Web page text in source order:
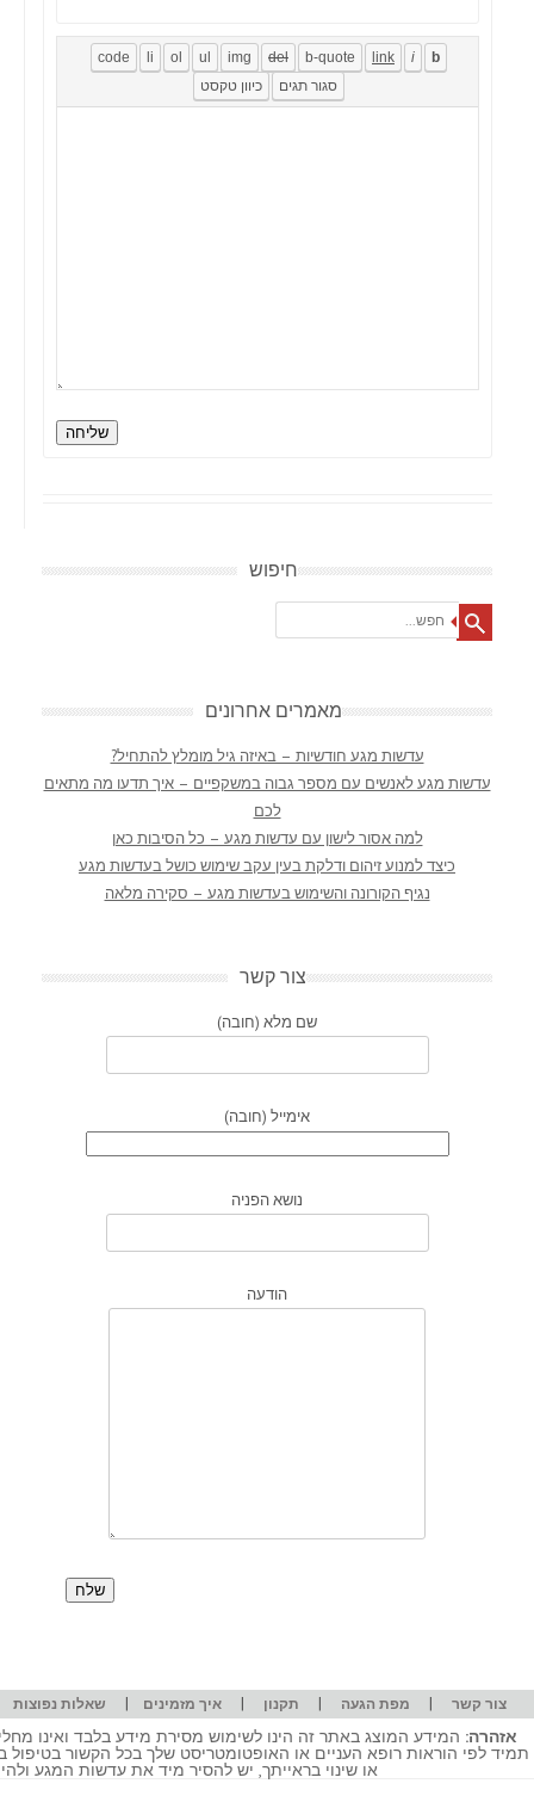
שליחה
חיפוש
מאמרים אחרונים
עדשות מגע חודשיות – באיזה גיל מומלץ להתחיל?
עדשות מגע לאנשים עם מספר גבוה במשקפיים – איך תדעו מה מתאים
לכם
למה אסור לישון עם עדשות מגע – כל הסיבות כאן
כיצד למנוע זיהום ודלקת בעין עקב שימוש כושל בעדשות מגע
נגיף הקורונה והשימוש בעדשות מגע – סקירה מלאה
צור קשר
שם מלא (חובה)
אימייל (חובה)
נושא הפניה
הודעה
צור קשר | מפת הגעה | תקנון |איך מזמינים | שאלות נפוצות
אזהרה: המידע המוצג באתר זה הינו לשימוש מסירת מידע בלבד ואינו
תמיד לפי הוראות רופא העניים או האופטומטריסט שלך בכל הקשור
או שינוי בראייתך, יש להסיר מיד את עדשות המגע